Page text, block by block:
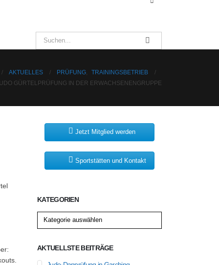
AKTUELLES PRÜFUNG
TRAININGSBETRIEB
GÜRTELPRÜFUNG IN DER ERWACHSENENGRUPPE
Jetzt Mitglied werden
Sportstätten und Kontakt
KATEGORIEN
Kategorien
AKTUELLSTE BEITRÄGE